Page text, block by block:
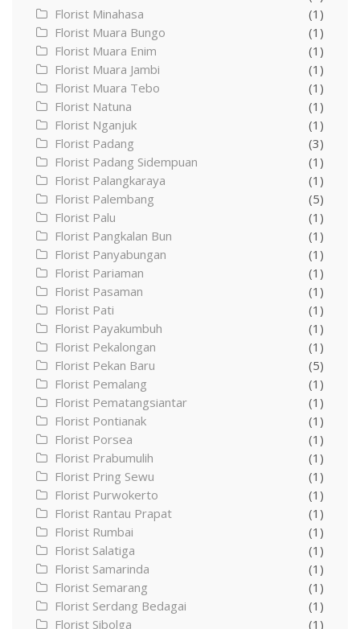
Florist Minahasa
(1)
Florist Muara Bungo
(1)
Florist Muara Enim
(1)
Florist Muara Jambi
(1)
Florist Muara Tebo
(1)
Florist Natuna
(1)
Florist Nganjuk
(1)
Florist Padang
(3)
Florist Padang Sidempuan
(1)
Florist Palangkaraya
(1)
Florist Palembang
(5)
Florist Palu
(1)
Florist Pangkalan Bun
(1)
Florist Panyabungan
(1)
Florist Pariaman
(1)
Florist Pasaman
(1)
Florist Pati
(1)
Florist Payakumbuh
(1)
Florist Pekalongan
(1)
Florist Pekan Baru
(5)
Florist Pemalang
(1)
Florist Pematangsiantar
(1)
Florist Pontianak
(1)
Florist Porsea
(1)
Florist Prabumulih
(1)
Florist Pring Sewu
(1)
Florist Purwokerto
(1)
Florist Rantau Prapat
(1)
Florist Rumbai
(1)
Florist Salatiga
(1)
Florist Samarinda
(1)
Florist Semarang
(1)
Florist Serdang Bedagai
(1)
Florist Sibolga
(1)